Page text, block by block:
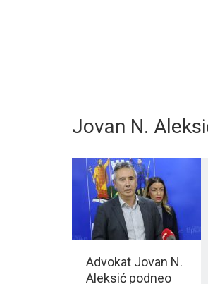
Jovan N.
Advokat Jovan N.
Aleksić podneo